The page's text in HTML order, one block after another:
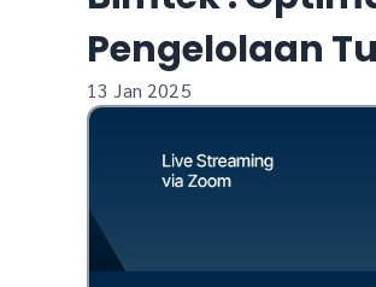
Pengelolaan
13 Jan 2025